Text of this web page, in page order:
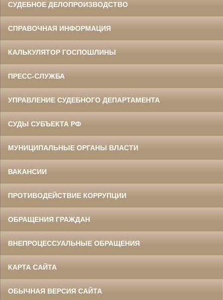
СУДЕБНОЕ ДЕЛОПРОИЗВОДСТВО
СПРАВОЧНАЯ ИНФОРМАЦИЯ
КАЛЬКУЛЯТОР ГОСПОШЛИНЫ
ПРЕСС-СЛУЖБА
УПРАВЛЕНИЕ СУДЕБНОГО ДЕПАРТАМЕНТА
СУДЫ СУБЪЕКТА РФ
МУНИЦИПАЛЬНЫЕ ОРГАНЫ ВЛАСТИ
ВАКАНСИИ
ПРОТИВОДЕЙСТВИЕ КОРРУПЦИИ
ОБРАЩЕНИЯ ГРАЖДАН
ВНЕПРОЦЕССУАЛЬНЫЕ ОБРАЩЕНИЯ
КАРТА САЙТА
ОБЫЧНАЯ ВЕРСИЯ САЙТА